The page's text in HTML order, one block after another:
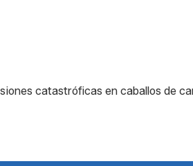
catastróficas en caballos de